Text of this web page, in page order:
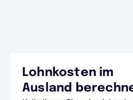
Lohnkosten im
Ausland